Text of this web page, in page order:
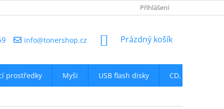
Přihlášení
info@tonershop.cz
NÁKUPNÍ
Prázdný košík
prostředky Myši USB flash disky CD, DVD